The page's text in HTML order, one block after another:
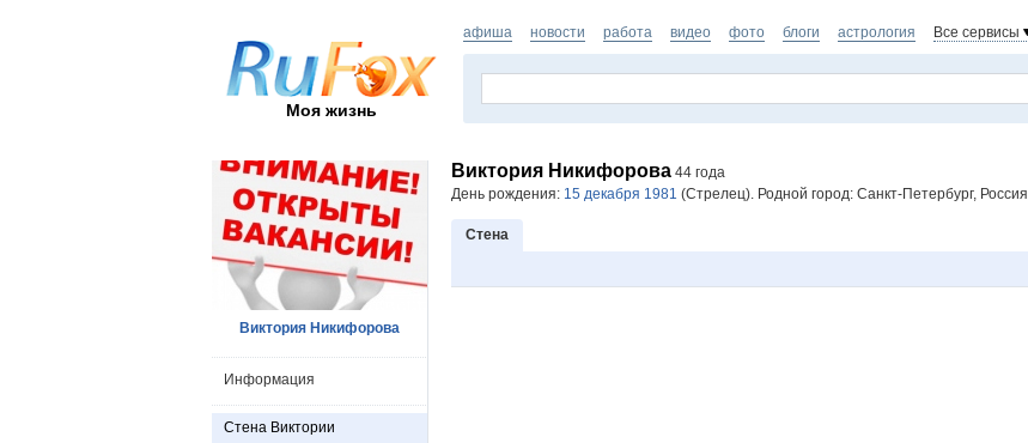
Моя жизнь
афиша новости работа видео фото блоги астрология Все сервисы
Виктория Никифорова 44 года
День рождения: 15 декабря 1981 (Стрелец). Родной город: Санкт-Петербург, Россия
Стена
Виктория Никифорова
Информация
Стена Виктории